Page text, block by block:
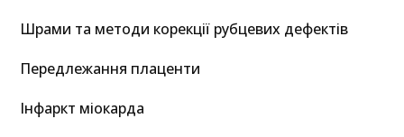
Шрами та методи корекції рубцевих дефектів
Передлежання плаценти
Інфаркт міокарда